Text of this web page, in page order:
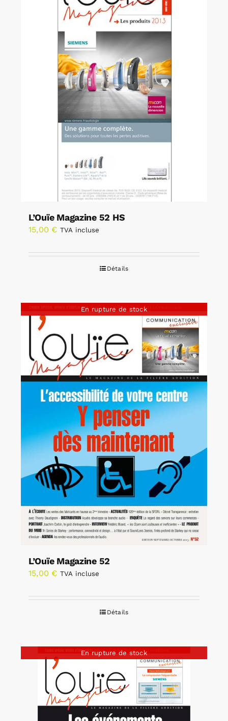
L’Ouïe Magazine 52 HS
15,00 € TVA incluse
Détails
En rupture de stock
L’Ouïe Magazine 52
15,00 € TVA incluse
Détails
En rupture de stock